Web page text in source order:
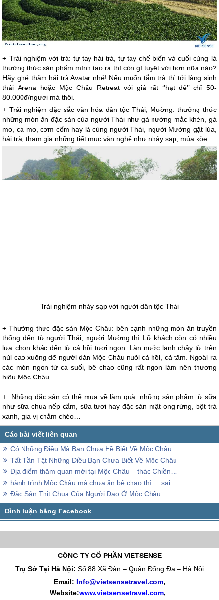
+ Trải nghiệm với trà: tự tay hái trà, tự tay chế biến và cuối cùng là
thưởng thức sản phẩm mình tạo ra thì còn gì tuyệt vời hơn nữa nào?
Hãy ghé thăm hái trà Avatar nhé! Nếu muốn tắm trà thì tới làng sinh
thái Arena hoặc Mộc Châu Retreat với giá rất ‘’hạt dẻ’’ chỉ 50-
80.000đ/người mà thôi.
+ Trải nghiệm đặc sắc văn hóa dân tộc Thái, Mường: thưởng thức
những món ăn đặc sản của người Thái như gà nướng mắc khén, gà
mo, cá mo, cơm cốm hay là cùng người Thái, người Mường gặt lúa,
hái trà, tham gia những tiết mục văn nghệ như nhảy sạp, múa xòe…
Trải nghiệm nhảy sạp với người dân tộc Thái
+ Thưởng thức đặc sản Mộc Châu: bên cạnh những món ăn truyền
thống đến từ người Thái, người Mường thì Lữ khách còn có nhiều
lựa chọn khác đến từ cá hồi tươi ngon. Làn nước lạnh chảy từ trên
núi cao xuống để người dân Mộc Châu nuôi cá hồi, cá tấm. Ngoài ra
các món ngon từ cá suối, bê chao cũng rất ngon làm nên thương
hiệu Mộc Châu
+ Những đặc sản có thể mua về làm quà: những sản phẩm từ sữa
như sữa chua nếp cẩm, sữa tươi hay đặc sản mật ong rừng, bột trà
xanh, gia vị chẳm chéo…
Có Những Điều Mà Bạn Chưa Hề Biết Về Mộc Châu
Tất Tần Tật Những Điều Bạn Chưa Biết Về Mộc Châu
Địa điểm thăm quan mới tại Mộc Châu – thác Chiềng Khoa
hành trình Mộc Châu mà chưa ăn bê chao thì.... sai lầm
Đặc Sản Thịt Chua Của Người Dao Ở Mộc Châu
CÔNG TY CỔ PHẦN VIETSENSE
Trụ Sở Tại Hà Nội: Số 88 Xã Đàn – Quận Đống Đa – Hà Nội
Email: Info@vietsensetravel.com,
Website:www.vietsensetravel.com,